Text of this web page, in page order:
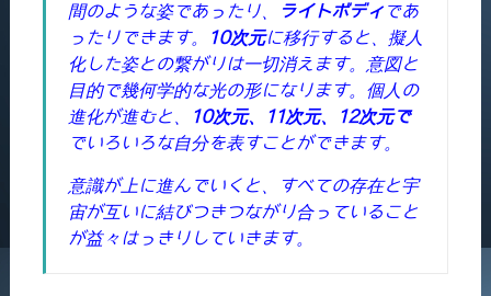
間のような姿であったり、
ライトボディであ
ったりできます。
10次元に移行すると、擬人
化した姿との繋がりは一切消えます。意図と
目的で幾何学的な光の形になります。個人の
進化が進むと、
10次元、11次元、12次元で
でいろいろな自分を表すことができます。
意識が上に進んでいくと、すべての存在と宇
宙が互いに結びつきつながり合っていること
が益々はっきりしていきます。